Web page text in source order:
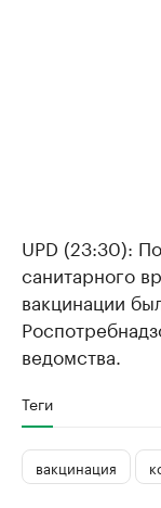
UPD (23:30):
санитарного
вакцинации
ведомства.
Теги
вакцинация